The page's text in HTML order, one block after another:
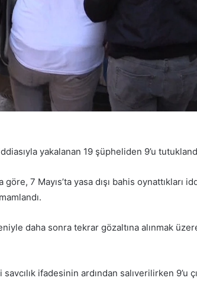
yakalanan 19 şüpheliden 9’u
7 Mayıs’ta yasa dışı bahis oynattıkları
daha sonra tekrar gözaltına alınmak
ifadesinin ardından salıverilirken 9’u